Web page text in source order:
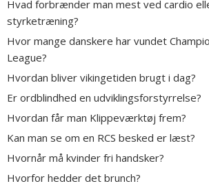
Hvad forbrænder man mest ved cardio
styrketræning?
Hvor mange danskere har vundet
League?
Hvordan bliver vikingetiden brugt i dag?
Er ordblindhed en udviklingsforstyrrelse?
Hvordan får man Klippeværktøj frem?
Kan man se om en RCS besked er læst?
Hvornår må kvinder fri handsker?
Hvorfor hedder det brunch?